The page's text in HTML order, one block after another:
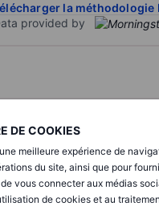
DE COOKIES
meilleure expérience de
du site, ainsi que pour
vous connecter aux médias
de cookies et au
la méthodologie
provided by
XXXXXXX
XXXXXXX